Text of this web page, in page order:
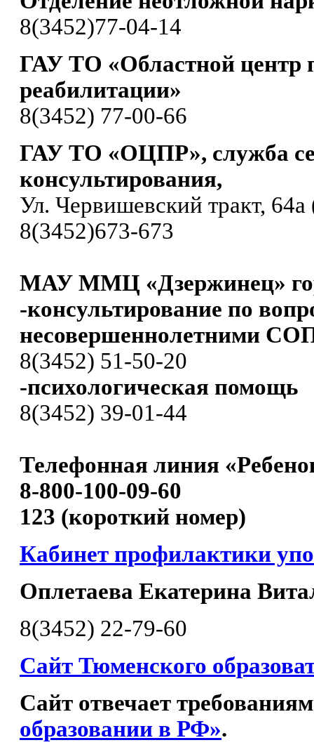
8(3452)77-04-14
ГАУ ТО «Областной центр
реабилитации»
8(3452) 77-00-66
ГАУ ТО «ОЦПР», служба
консультирования,
Ул. Червишевский тракт, 64а
8(3452)673-673
МАУ ММЦ «Дзержинец»
-консультирование по
несовершеннолетними
8(3452) 51-50-20
-психологическая помощь
8(3452) 39-01-44
Телефонная линия
8-800-100-09-60
123 (короткий номер)
Кабинет профилактики
Оплетаева Екатерина
8(3452) 22-79-60
Сайт Тюменского
Сайт отвечает
образовании в РФ».